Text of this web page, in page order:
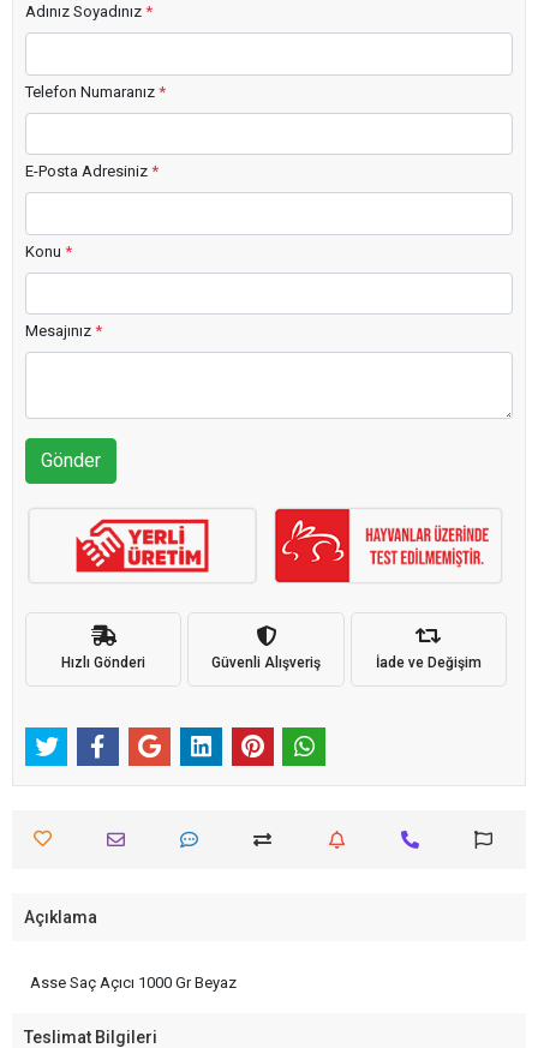
Adınız Soyadınız *
Telefon Numaranız *
E-Posta Adresiniz *
Konu *
Mesajınız *
Gönder
Hızlı Gönderi Güvenli Alışveriş İade ve Değişim
Açıklama
Asse Saç Açıcı 1000 Gr Beyaz
Teslimat Bilgileri